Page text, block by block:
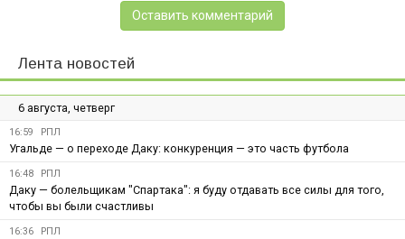
Оставить комментарий
Лента новостей
6 августа, четверг
16:59 РПЛ
Угальде — о переходе Даку: конкуренция — это часть футбола
16:48 РПЛ
Даку — болельщикам "Спартака": я буду отдавать все силы для того,
чтобы вы были счастливы
16:36 РПЛ